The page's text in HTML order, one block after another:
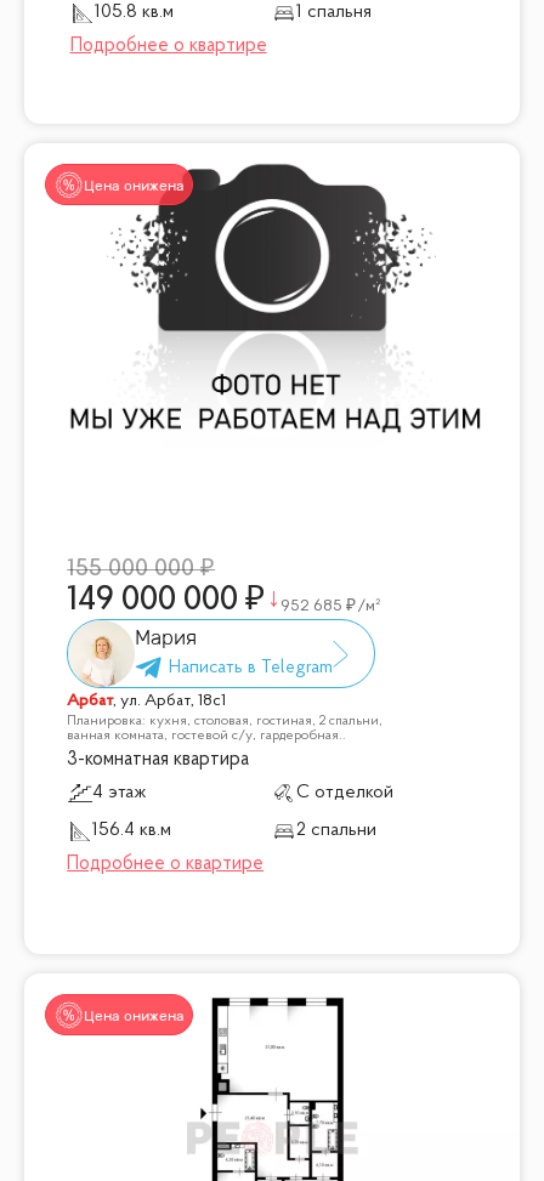
105.8 кв.м
1 спальня
Цена снижена
155 000 000
149 000 000 952 685 /м²
Мария
Арбат,ул. Арбат, 18с1
Планировка: кухня, столовая, гостиная, 2 спальни,
ванная комната, гостевой с/у, гардеробная..
3-комнатная квартира
4 этаж
С отделкой
156.4 кв.м
2 спальни
Цена снижена